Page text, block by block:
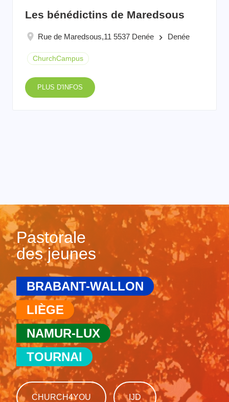
Les bénédictins de Maredsous
Rue de Maredsous,11 5537 Denée keyboard_arrow_right Denée
ChurchCampus
PLUS D'INFOS
Pastorale
des jeunes
BRABANT-WALLON
LIÈGE
NAMUR-LUX
TOURNAI
CHURCH4YOU IJD